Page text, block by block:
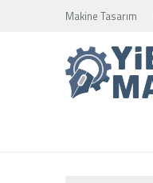
Makine Tasarım